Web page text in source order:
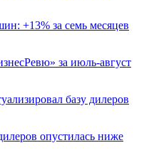
+13% за семь месяцев
за июль-август
базу дилеров
опустилась ниже